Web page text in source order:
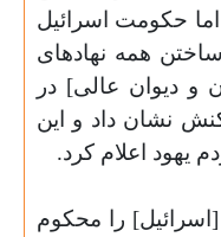
حکومت اسرائیل
همه نهادهای
و دیوان عالی] در
نشان داد و این
یهود اعلام کرد.
را محکوم